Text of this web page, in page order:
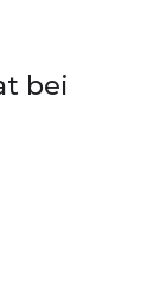
bei